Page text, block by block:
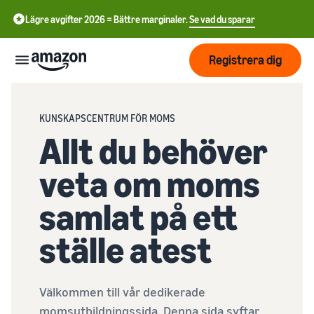
Lägre avgifter 2026 = Bättre marginaler.Se vad du sparar
Börja
sälja på
Amazon
Hur man börjar sälja på
Amazon
Ta det där nästa steget i att
bli en Amazon-
Skicka
Orderhantering
Översikt
Uppfyllande av
lösningar för att uppfylla
Nå fler
kunder
Annonsera på Amazon
Priser
Lär dig
Lära
English
Swedish
Registrera dig
KUNSKAPSCENTRUM FÖR MOMS
Allt du behöver
veta om moms
samlat på ett
ställe atest
Välkommen till vår dedikerade
momsutbildningssida. Denna sida syftar